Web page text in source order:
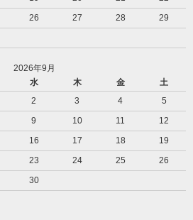
26 27 28
29
2026年9月
水 木 金
土
2 3 4
5
9 10 11
12
16 17 18
19
23 24 25
26
30